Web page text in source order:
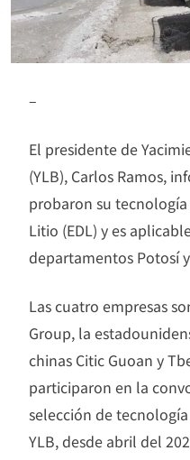
–
El presidente de
(YLB), Carlos Ramos,
probaron su
Litio (EDL) y es
departamentos Potosí
Las cuatro empresas
Group, la
chinas Citic Guoan y
participaron en la
selección de
YLB, desde abril del